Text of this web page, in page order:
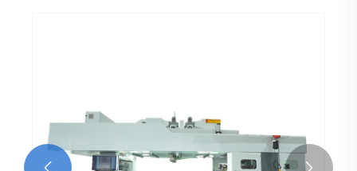
 